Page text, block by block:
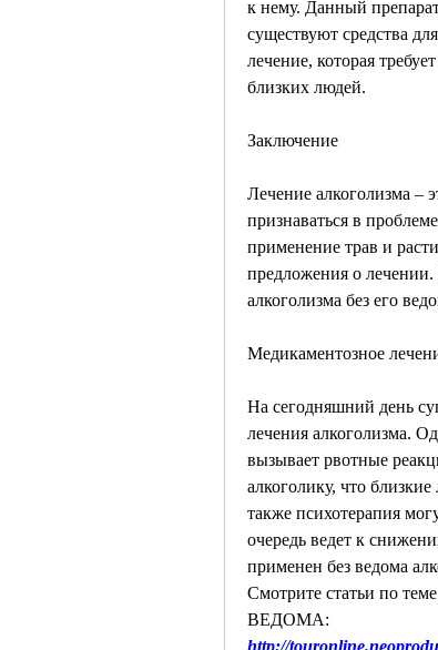
к нему. Данный
существуют средства
лечение, которая
близких людей.
Заключение
Лечение алкоголизма –
признаваться в
применение трав и
предложения о
алкоголизма без его
Медикаментозное
На сегодняшний день
лечения алкоголизма.
вызывает рвотные
алкоголику, что
также психотерапия
очередь ведет к
применен без ведома
Смотрите статьи по
ВЕДОМА:
http://